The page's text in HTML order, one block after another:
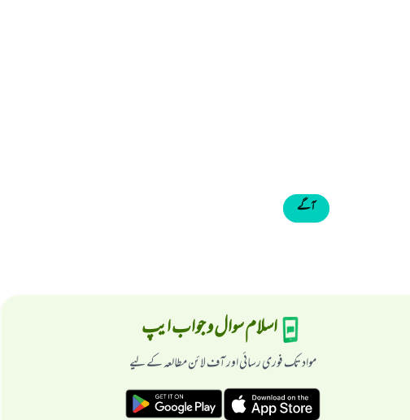
آگے
اسلام سوال و جواب ایپ
مواد تک فوری رسائی اور آف لائن مطالعہ کے لیے